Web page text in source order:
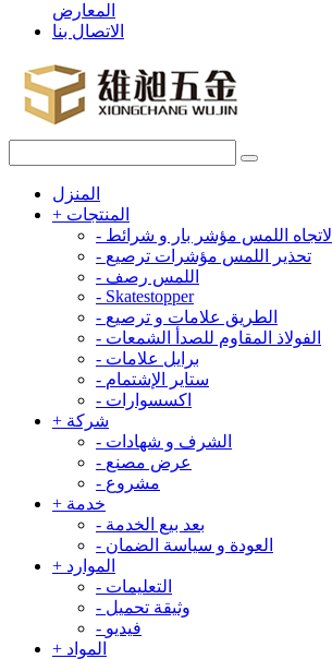
المعارض
الاتصال بنا
المنزل
+ المنتجات
- الاتجاه اللمس مؤشر بار و شرائط
- تحذير اللمس مؤشرات ترصيع
- اللمس رصف
- Skatestopper
- الطريق علامات و ترصيع
- الفولاذ المقاوم للصدأ الشمعات
- برايل علامات
- ستاير الإشتمام
- اكسسوارات
+ شركة
- الشرف و شهادات
- عرض مصنع
- مشروع
+ خدمة
- بعد بيع الخدمة
- العودة و سياسة الضمان
+ الموارد
- التعليمات
- وثيقة تحميل
- فيديو
+ المواد